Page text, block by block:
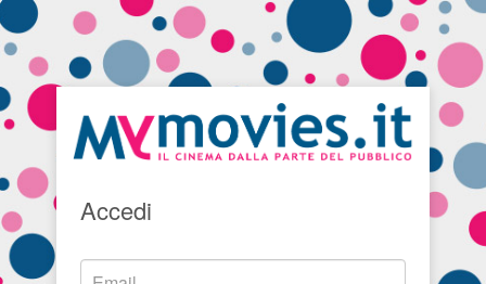
Accedi